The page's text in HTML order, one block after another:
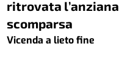
ritrovata l’anziana
scomparsa
Vicenda a lieto fine